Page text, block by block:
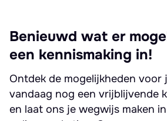
Benieuwd wat er
een kennismaking in!
Ontdek de mogelijkheden voor
vandaag nog een vrijblijvende
en laat ons je wegwijs maken